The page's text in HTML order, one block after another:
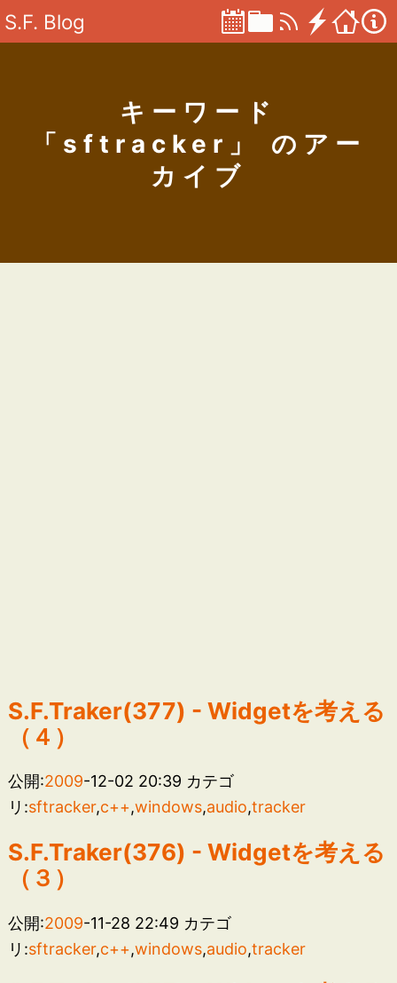
S.F. Blog
キーワード
「sftracker」 のアー
カイブ
S.F.Traker(377) - Widgetを考える
（４）
公開:2009-12-02 20:39 カテゴ
リ:sftracker,c++,windows,audio,tracker
S.F.Traker(376) - Widgetを考える
（３）
公開:2009-11-28 22:49 カテゴ
リ:sftracker,c++,windows,audio,tracker